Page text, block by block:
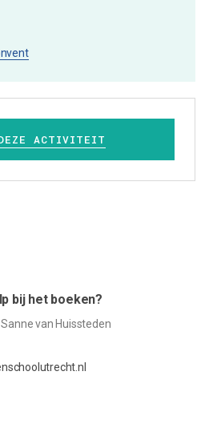
ACTIVITEIT
bij het boeken?
van Huissteden